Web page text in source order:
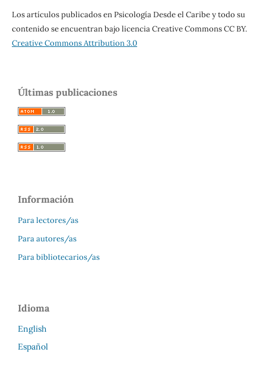
Los artículos publicados en Psicología Desde el Caribe y todo su
contenido se encuentran bajo licencia Creative Commons CC BY.
Creative Commons Attribution 3.0
Últimas publicaciones
Información
Para lectores/as
Para autores/as
Para bibliotecarios/as
Idioma
English
Español